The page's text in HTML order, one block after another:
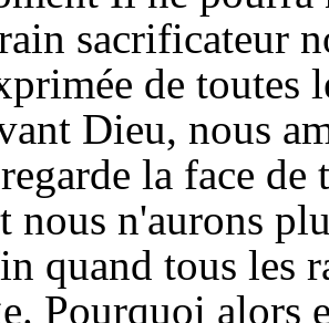
sacrificateur
de toutes
Dieu, nous
la face
nous n'aurons
quand tous les
Pourquoi alors